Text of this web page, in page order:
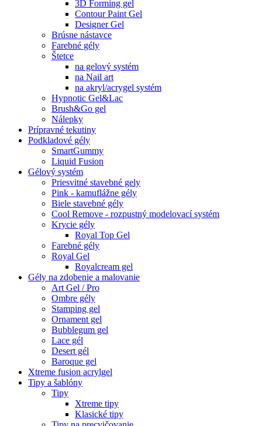
3D Forming gel
Contour Paint Gel
Designer Gel
Brúsne nástavce
Farebné gély
Štetce
na gelový systém
na Nail art
na akryl/acrygel systém
Hypnotic Gel&Lac
Brush&Go gel
Nálepky
Prípravné tekutiny
Podkladové gély
SmartGummy
Liquid Fusion
Gélový systém
Priesvitné stavebné gely
Pink - kamuflážne gély
Biele stavebné gély
Cool Remove - rozpustný modelovací systém
Krycie gély
Royal Top Gel
Farebné gély
Royal Gel
Royalcream gel
Gély na zdobenie a malovanie
Art Gel / Pro
Ombre gély
Stamping gel
Ornament gel
Bubblegum gel
Lace gél
Desert gél
Baroque gel
Xtreme fusion acrylgel
Tipy a šablóny
Tipy
Xtreme tipy
Klasické tipy